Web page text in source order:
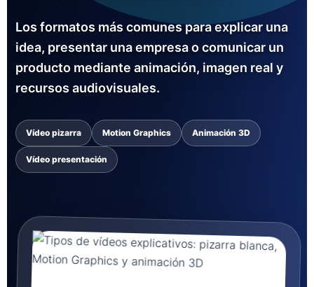
Los formatos más comunes para explicar una
idea, presentar una empresa o comunicar un
producto mediante animación, imagen real y
recursos audiovisuales.
Vídeo pizarra Motion Graphics Animación 3D
Vídeo presentación